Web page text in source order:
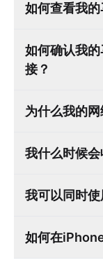
如何查看我
如何确认我
接？
为什么我的
我什么时候
我可以同时
如何在